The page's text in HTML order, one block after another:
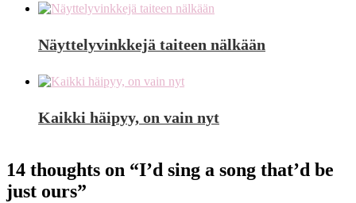
Näyttelyvinkkejä taiteen nälkään
Kaikki häipyy, on vain nyt
14 thoughts on “I’d sing a song that’d be
just ours”